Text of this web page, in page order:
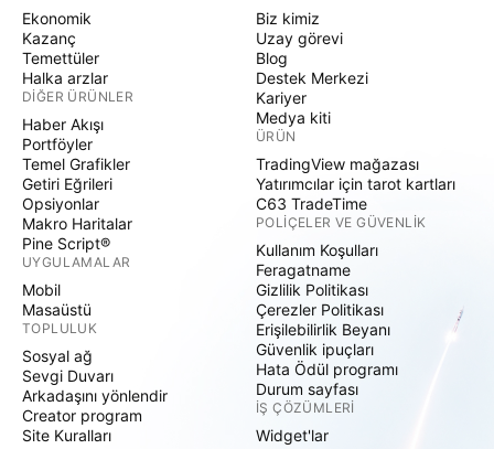
Ekonomik
Kazanç
Temettüler
Halka arzlar
DIĞER ÜRÜNLER
Haber Akışı
Portföyler
Temel Grafikler
Getiri Eğrileri
Opsiyonlar
Makro Haritalar
Pine Script®
UYGULAMALAR
Mobil
Masaüstü
TOPLULUK
Sosyal ağ
Sevgi Duvarı
Arkadaşını yönlendir
Creator program
Site Kuralları
Biz kimiz
Uzay görevi
Blog
Destek Merkezi
Kariyer
Medya kiti
ÜRÜN
TradingView mağazası
Yatırımcılar için tarot kartları
C63 TradeTime
POLIÇELER VE GÜVENLIK
Kullanım Koşulları
Feragatname
Gizlilik Politikası
Çerezler Politikası
Erişilebilirlik Beyanı
Güvenlik ipuçları
Hata Ödül programı
Durum sayfası
İŞ ÇÖZÜMLERI
Widget'lar